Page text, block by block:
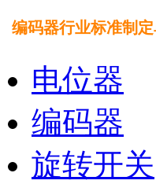
编码器行业标准制
电位器
编码器
旋转开关